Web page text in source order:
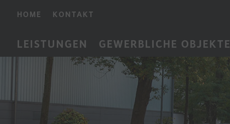
HOME KONTAKT
LEISTUNGEN GEWERBLICHE OBJEKTE